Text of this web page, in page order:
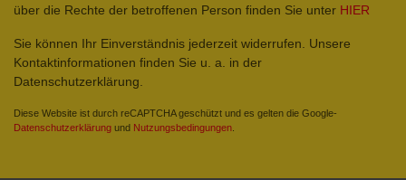
über die Rechte der betroffenen Person finden Sie unter HIER
Sie können Ihr Einverständnis jederzeit widerrufen. Unsere
Kontaktinformationen finden Sie u. a. in der
Datenschutzerklärung.
Diese Website ist durch reCAPTCHA geschützt und es gelten die Google-
Datenschutzerklärung und Nutzungsbedingungen